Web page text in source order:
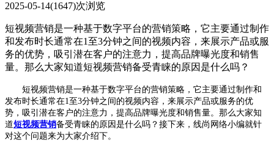
2025-05-14(1647)次浏览
短视频营销是一种基于数字平台的营销策略，它主要通过制作
和发布时长通常在1至3分钟之间的视频内容，来展示产品或服
务的优势，吸引潜在客户的注意力，提高品牌曝光度和销售
量。那么大家知道短视频营销备受青睐的原因是什么吗？
短视频营销是一种基于数字平台的营销策略，它主要通过制作和
发布时长通常在1至3分钟之间的视频内容，来展示产品或服务的优
势，吸引潜在客户的注意力，提高品牌曝光度和销售量。那么大家知
道短视频营销备受青睐的原因是什么吗？接下来，线尚网络小编就针
对这个问题来为大家介绍下。